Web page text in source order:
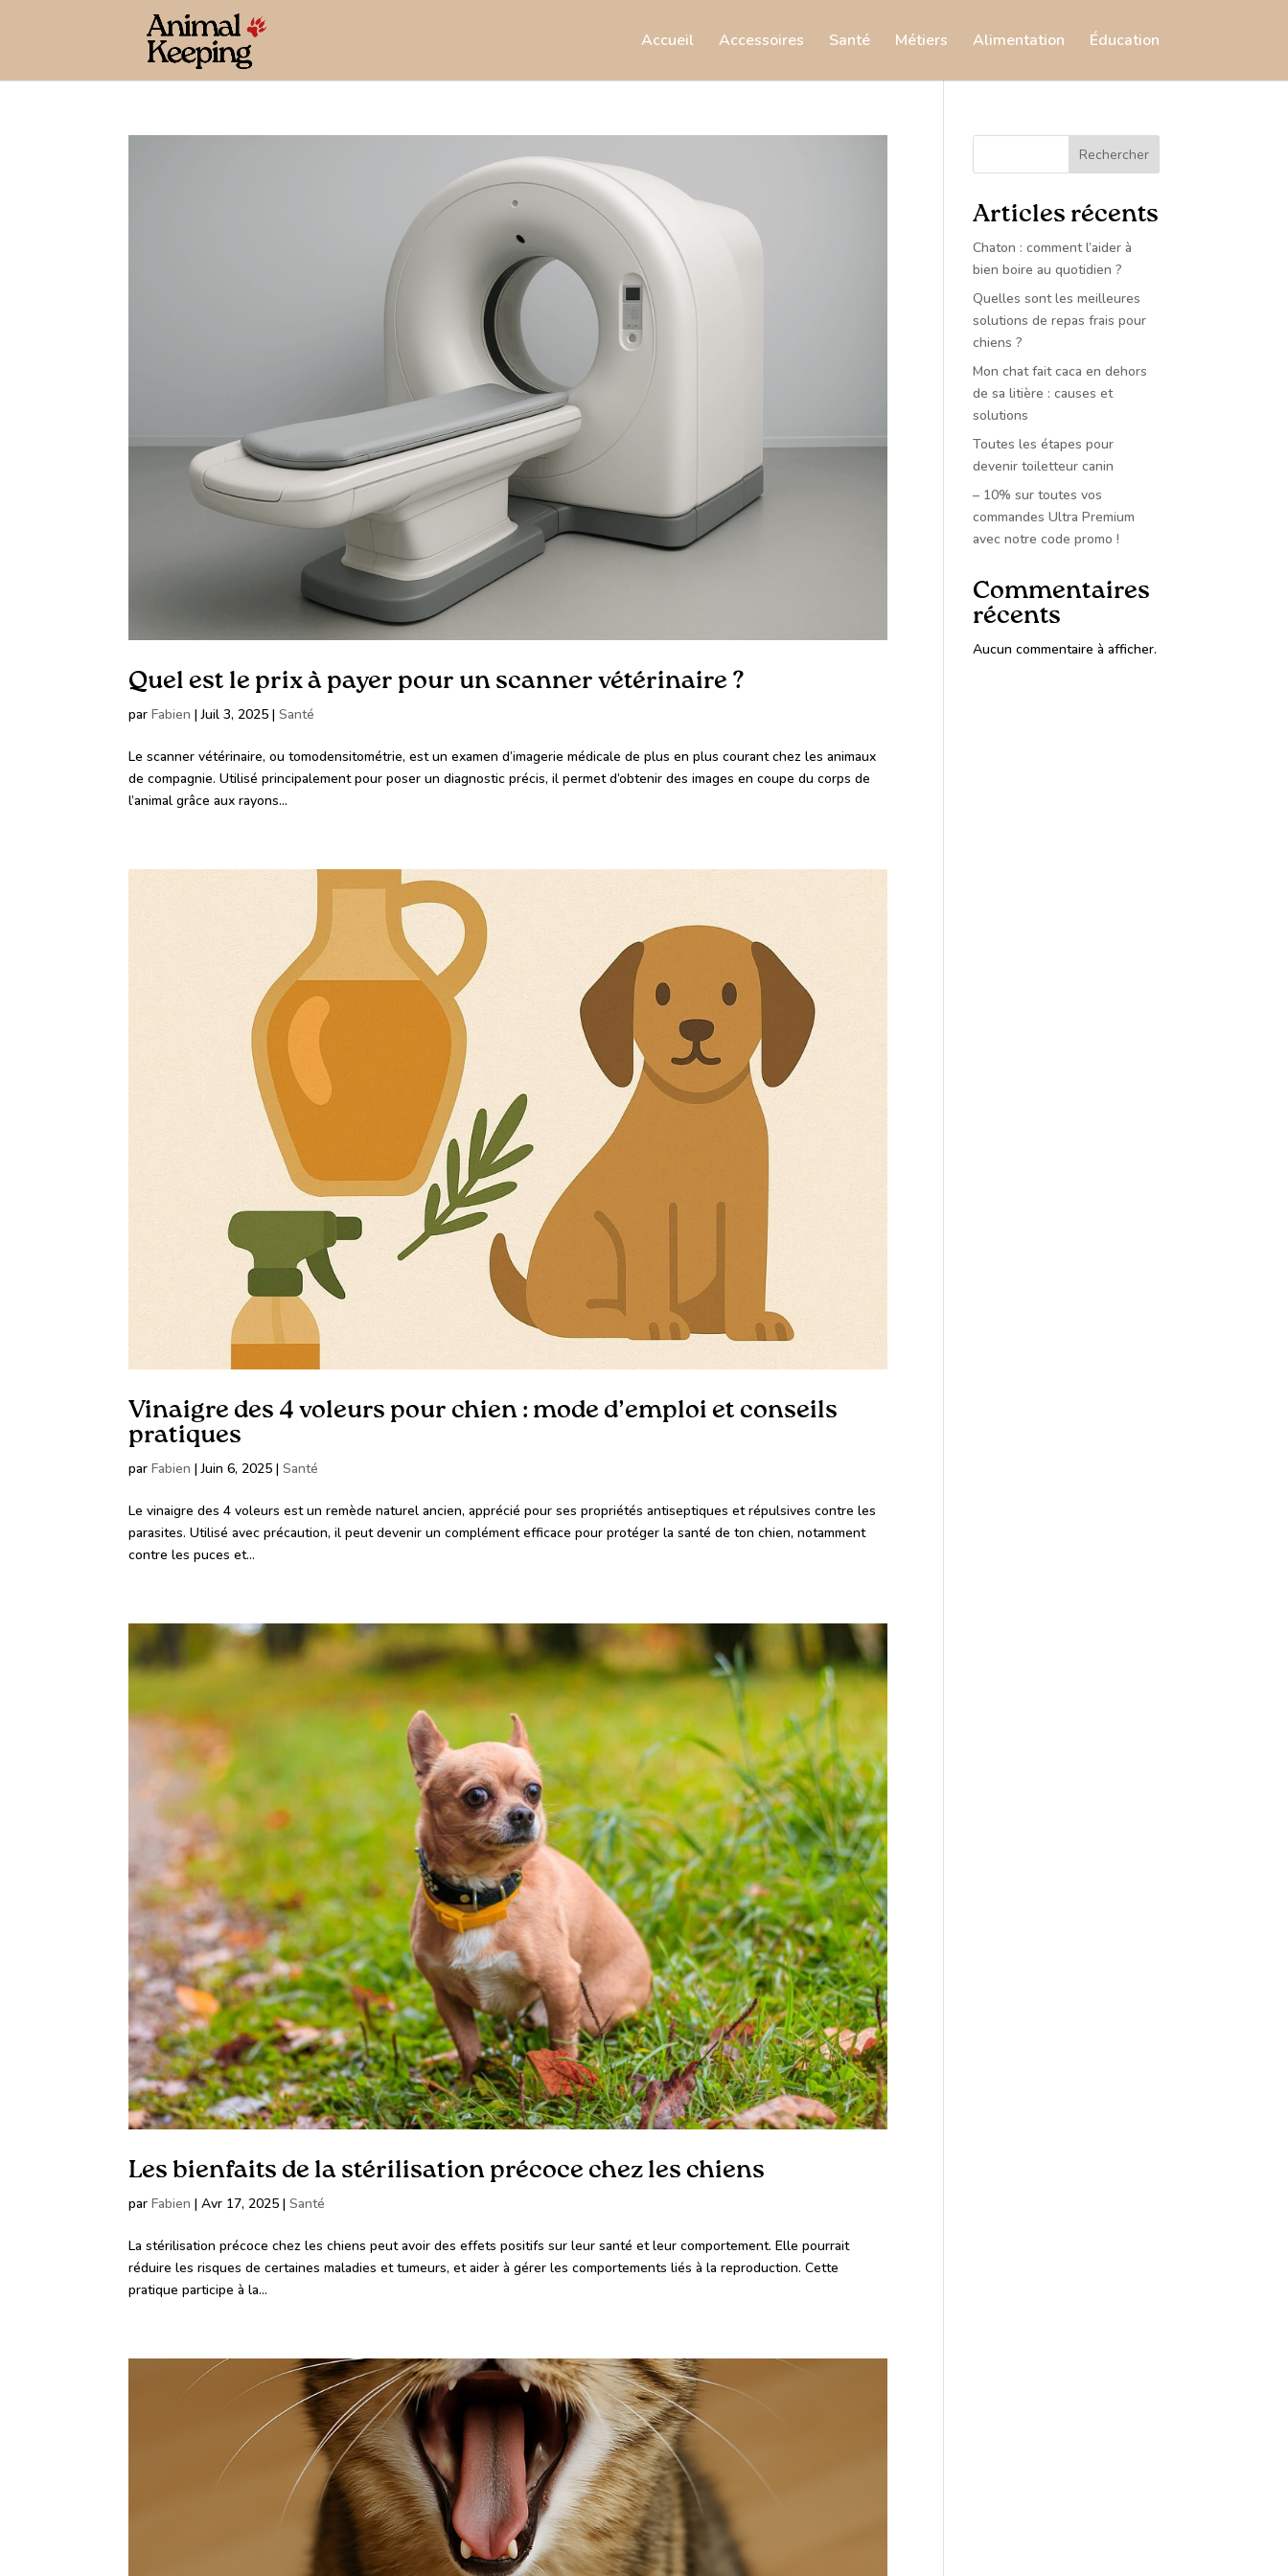
Accueil Accessoires Santé Métiers Alimentation Éducation
Quel est le prix à payer pour un scanner vétérinaire ?
parFabien |Juil 3, 2025 |Santé
Le scanner vétérinaire, ou tomodensitométrie, est un examen d’imagerie médicale de plus en plus courant chez les animaux
de compagnie. Utilisé principalement pour poser un diagnostic précis, il permet d’obtenir des images en coupe du corps de
l’animal grâce aux rayons...
Vinaigre des 4 voleurs pour chien : mode d’emploi et conseils
pratiques
parFabien |Juin 6, 2025 |Santé
Le vinaigre des 4 voleurs est un remède naturel ancien, apprécié pour ses propriétés antiseptiques et répulsives contre les
parasites. Utilisé avec précaution, il peut devenir un complément efficace pour protéger la santé de ton chien, notamment
contre les puces et...
Les bienfaits de la stérilisation précoce chez les chiens
parFabien |Avr 17, 2025 |Santé
La stérilisation précoce chez les chiens peut avoir des effets positifs sur leur santé et leur comportement. Elle pourrait
réduire les risques de certaines maladies et tumeurs, et aider à gérer les comportements liés à la reproduction. Cette
pratique participe à la...
Rechercher
Articles récents
Chaton : comment l’aider à
bien boire au quotidien ?
Quelles sont les meilleures
solutions de repas frais pour
chiens ?
Mon chat fait caca en dehors
de sa litière : causes et
solutions
Toutes les étapes pour
devenir toiletteur canin
– 10% sur toutes vos
commandes Ultra Premium
avec notre code promo !
Commentaires
récents
Aucun commentaire à afficher.